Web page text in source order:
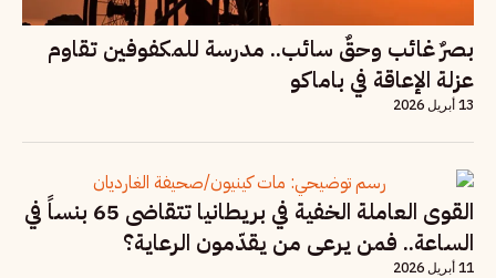
بصرٌ غائب وحقٌ سائب.. مدرسة للمكفوفين تقاوم
عزلة الإعاقة في باماكو
13 أبريل 2026
القوى العاملة الخفية في بريطانيا تتقاضى 65 بنساً في
الساعة.. فمن يرعى من يقدّمون الرعاية؟
11 أبريل 2026